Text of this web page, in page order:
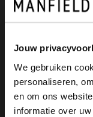
Jouw
We gebruiken
personaliseren,
en om ons
informatie over
(BxHxD),
cm. De tas
View